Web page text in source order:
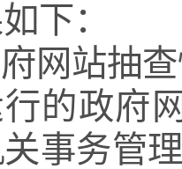
下：
网站抽
的政府
事务管